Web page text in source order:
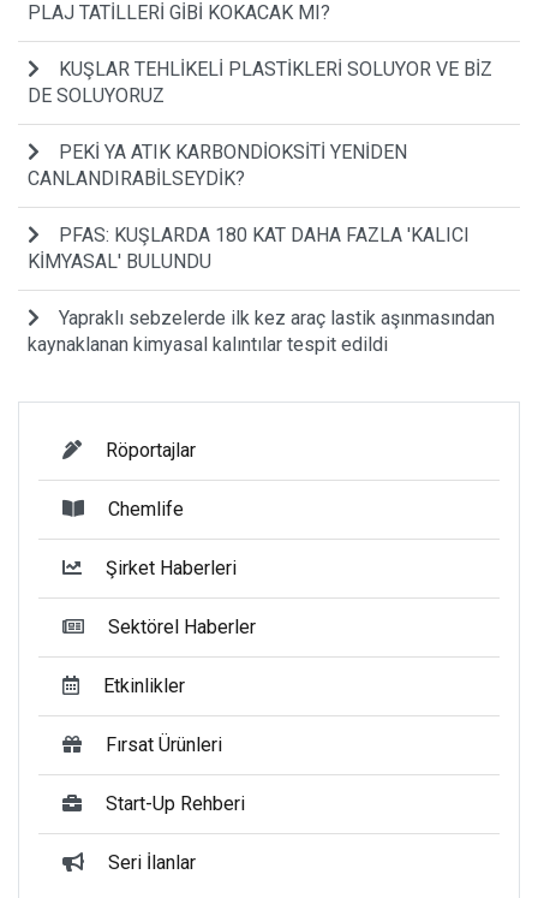
PLAJ TATİLLERİ GİBİ KOKACAK MI?
KUŞLAR TEHLİKELİ PLASTİKLERİ SOLUYOR VE BİZ
DE SOLUYORUZ
PEKİ YA ATIK KARBONDİOKSİTİ YENİDEN
CANLANDIRABİLSEYDİK?
PFAS: KUŞLARDA 180 KAT DAHA FAZLA 'KALICI
KİMYASAL' BULUNDU
Yapraklı sebzelerde ilk kez araç lastik aşınmasından
kaynaklanan kimyasal kalıntılar tespit edildi
Röportajlar
Chemlife
Şirket Haberleri
Sektörel Haberler
Etkinlikler
Fırsat Ürünleri
Start-Up Rehberi
Seri İlanlar